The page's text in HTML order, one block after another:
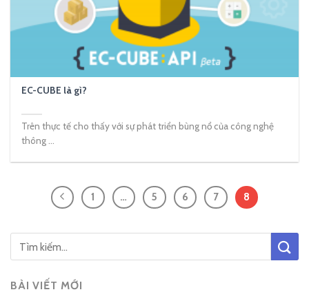
BÀI VIẾT MỚI
EC-CUBE là gì?
Trên thực tế cho thấy với sự phát triển bùng nổ của công nghệ
thông ...
1 … 5 6 7 8